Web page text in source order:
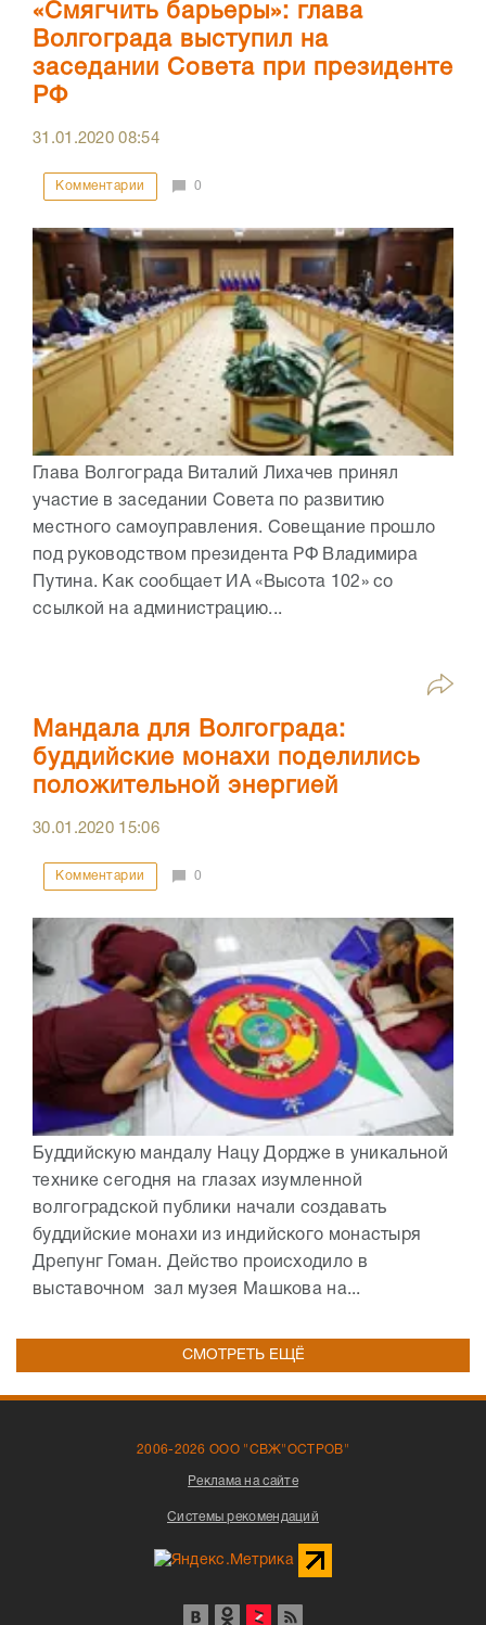
«Смягчить барьеры»: глава
Волгограда выступил на
заседании Совета при президенте
РФ
31.01.202008:54
Комментарии 0
Глава Волгограда Виталий Лихачев принял
участие в заседании Совета по развитию
местного самоуправления. Совещание прошло
под руководством президента РФ Владимира
Путина. Как сообщает ИА «Высота 102» со
ссылкой на администрацию...
Мандала для Волгограда:
буддийские монахи поделились
положительной энергией
30.01.2020 15:06
Комментарии 0
Буддийскую мандалу Нацу Дордже в уникальной
технике сегодня на глазах изумленной
волгоградской публики начали создавать
буддийские монахи из индийского монастыря
Дрепунг Гоман. Действо происходило в
выставочном зал музея Машкова на...
СМОТРЕТЬ ЕЩЁ
2006-2026 ООО "СВЖ"ОСТРОВ"
Реклама на сайте
Системы рекомендаций